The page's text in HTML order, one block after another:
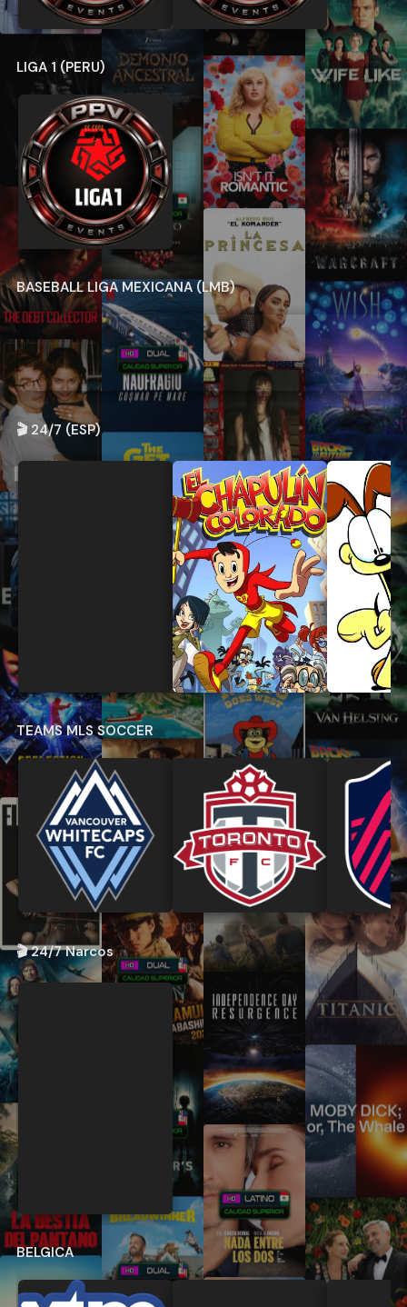
LIGA 1 (PERU)
BASEBALL LIGA MEXICANA (LMB)
🎬 24/7 (ESP)
TEAMS MLS SOCCER
🎬 24/7 Narcos
BELGICA